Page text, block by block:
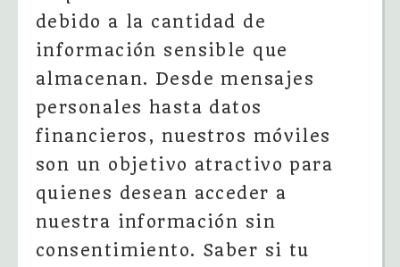
debido a la cantidad de
información sensible que
almacenan. Desde mensajes
personales hasta datos
financieros, nuestros móviles
son un objetivo atractivo para
quienes desean acceder a
nuestra información sin
consentimiento. Saber si tu